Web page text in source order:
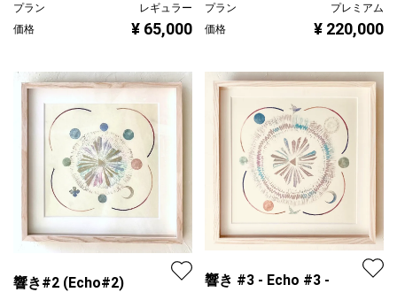
プラン
レギュラー
価格
¥ 65,000
プラン
プレミアム
価格
¥ 220,000
響き#2 (Echo#2) 響き #3 - Echo #3 -